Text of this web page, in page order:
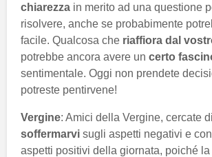
chiarezza in merito ad una questione
risolvere, anche se probabimente
facile. Qualcosa che riaffiora dal
potrebbe ancora avere un certo
sentimentale. Oggi non prendete
potreste pentirvene!
Vergine: Amici della Vergine, cercate di
soffermarvi sugli aspetti negativi e
aspetti positivi della giornata, poiché la